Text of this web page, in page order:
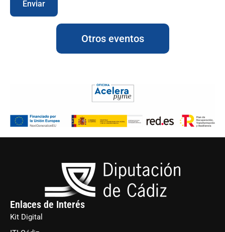
Otros eventos
Enlaces de Interés
Kit Digital